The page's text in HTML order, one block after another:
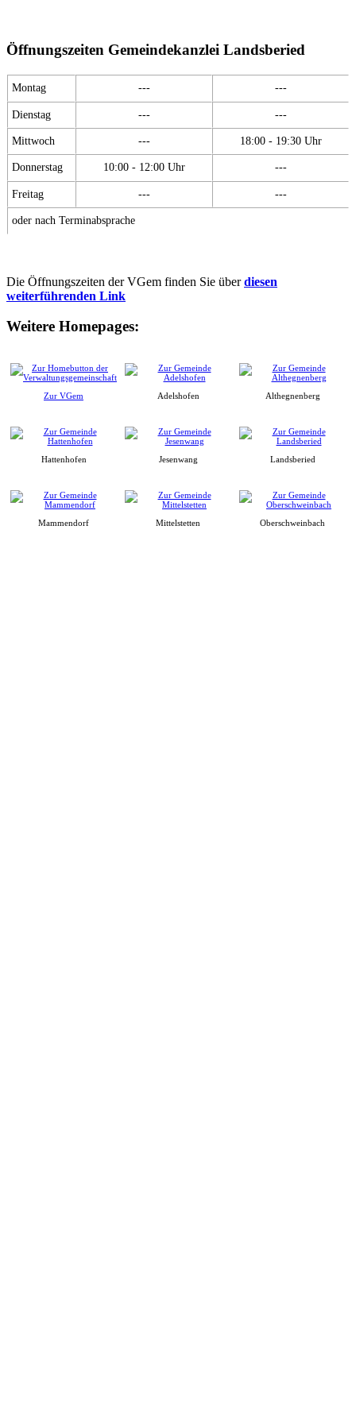
Öffnungszeiten Gemeindekanzlei Landsberied
Montag --- ---
Dienstag --- ---
Mittwoch --- 18:00 - 19:30 Uhr
Donnerstag 10:00 - 12:00 Uhr ---
Freitag --- ---
oder nach Terminabsprache
Die Öffnungszeiten der VGem finden Sie überdiesen
weiterführenden Link
Weitere Homepages:
Zur VGem Adelshofen Althegnenberg
Hattenhofen Jesenwang Landsberied
Mammendorf Mittelstetten Oberschweinbach